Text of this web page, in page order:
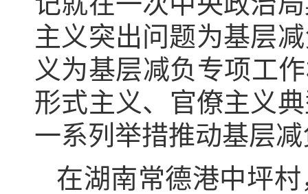
主义突出问题为基层
义为基层减负专项工
形式主义、官僚主义
一系列举措推动基层
在湖南常德港中坪